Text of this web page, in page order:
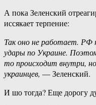
А пока Зеленский
иссякает терпение:
Так оно не работает. РФ
удары по Украине.
то происходит внутри,
украинцев, — Зеленский.
И шо тогда? Еще дорогу